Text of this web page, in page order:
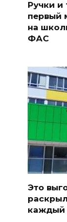
Ручки и
первый
на
ФАС
Это
каждый